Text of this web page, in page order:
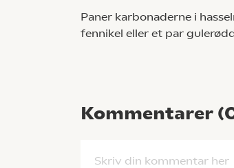
Paner karbonaderne i
fennikel eller et par
Kommentarer (
Skriv din kommentar her